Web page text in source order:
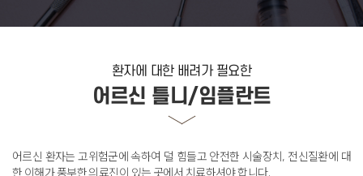
환자에 대한 배려가 필요한
어르신 틀니/임플란트
어르신 환자는 고위험군에 속하여 덜 힘들고 안전한 시술장치, 전신질환에 대
한 이해가 풍부한 의료진이 있는 곳에서 치료하셔야 합니다.